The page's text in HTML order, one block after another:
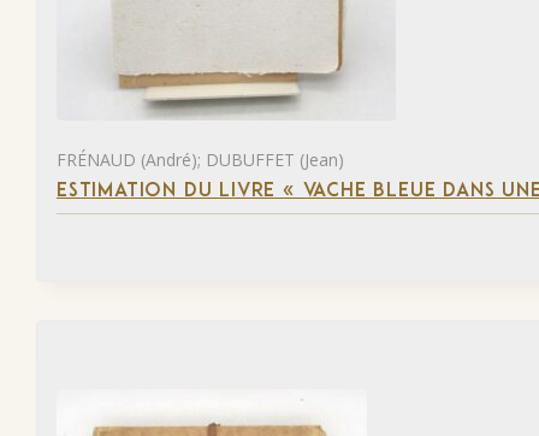
FRÉNAUD (André); DUBUFFET (Jean)
ESTIMATION DU LIVRE « VACHE BLEUE DANS